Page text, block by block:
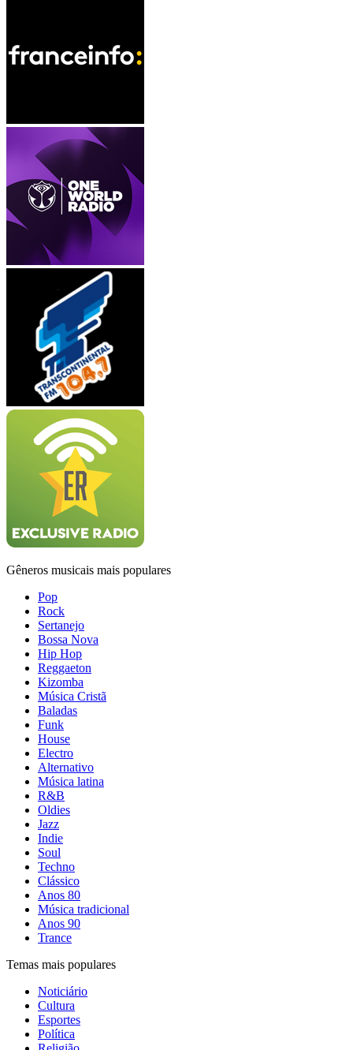
Gêneros musicais mais populares
Pop
Rock
Sertanejo
Bossa Nova
Hip Hop
Reggaeton
Kizomba
Música Cristã
Baladas
Funk
House
Electro
Alternativo
Música latina
R&B
Oldies
Jazz
Indie
Soul
Techno
Clássico
Anos 80
Música tradicional
Anos 90
Trance
Temas mais populares
Noticiário
Cultura
Esportes
Política